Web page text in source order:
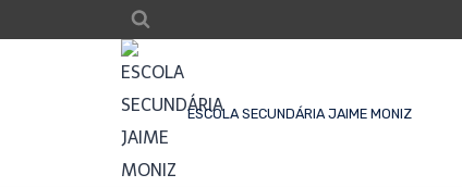
ESCOLA SECUNDÁRIA JAIME MONIZ